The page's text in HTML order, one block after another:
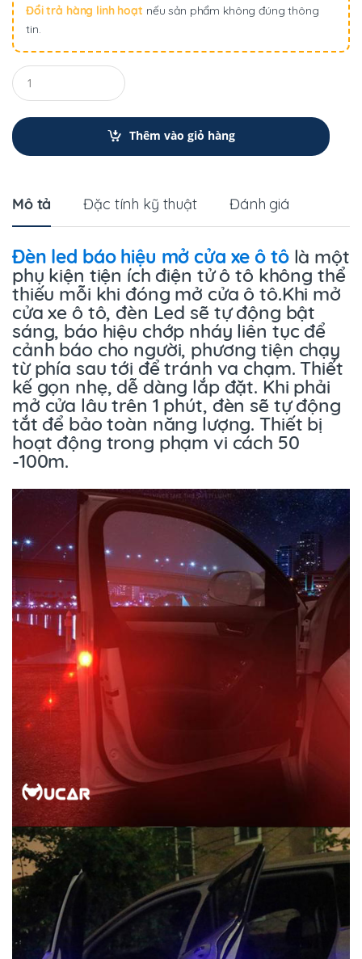
Đổi trả hàng linh hoạt nếu sản phẩm không đúng thông
tin.
Q
u
a
t
i
Thêm vào giỏ hàng
Mô tả Đặc tính kỹ thuật Đánh giá
Đèn led báo hiệu mở cửa xe ô tô là một
phụ kiện tiện ích điện tử ô tô không thể
thiếu mỗi khi đóng mở cửa ô tô.Khi mở
cửa xe ô tô, đèn Led sẽ tự động bật
sáng, báo hiệu chớp nháy liên tục để
cảnh báo cho người, phương tiện chạy
từ phía sau tới để tránh va chạm. Thiết
kế gọn nhẹ, dễ dàng lắp đặt. Khi phải
mở cửa lâu trên 1 phút, đèn sẽ tự động
tắt để bảo toàn năng lượng. Thiết bị
hoạt động trong phạm vi cách 50
-100m.